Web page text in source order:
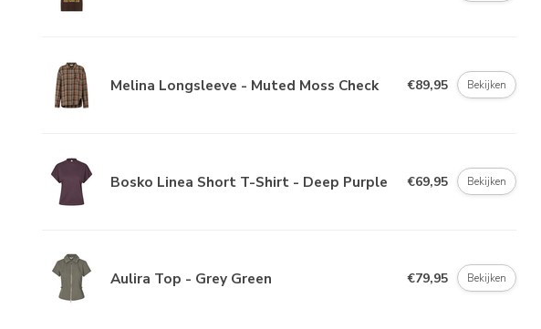
Melina Longsleeve - Muted Moss Check €89,95 Bekijken
Bosko Linea Short T-Shirt - Deep Purple €69,95 Bekijken
Aulira Top - Grey Green €79,95 Bekijken